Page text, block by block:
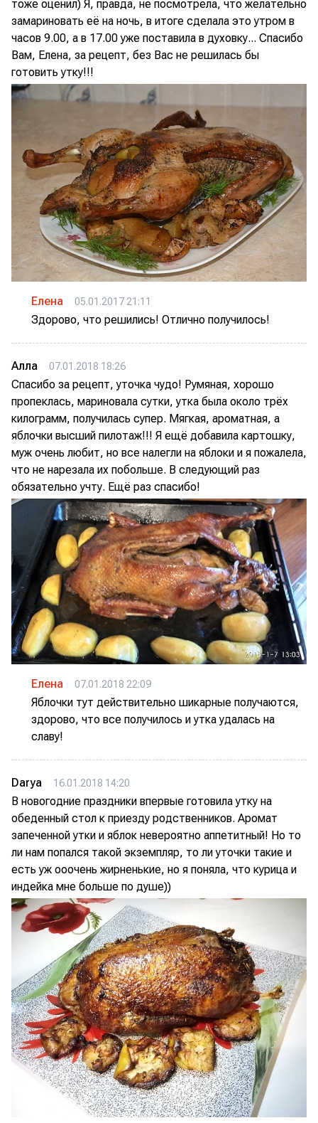
тоже оценил) Я, правда, не посмотрела, что желательно
замариновать её на ночь, в итоге сделала это утром в
часов 9.00, а в 17.00 уже поставила в духовку... Спасибо
Вам, Елена, за рецепт, без Вас не решилась бы
готовить утку!!!
Елена 05.01.2017 21:11
Здорово, что решились! Отлично получилось!
Алла 07.01.2018 18:26
Спасибо за рецепт, уточка чудо! Румяная, хорошо
пропеклась, мариновала сутки, утка была около трёх
килограмм, получилась супер. Мягкая, ароматная, а
яблочки высший пилотаж!!! Я ещё добавила картошку,
муж очень любит, но все налегли на яблоки и я пожалела,
что не нарезала их побольше. В следующий раз
обязательно учту. Ещё раз спасибо!
Елена 07.01.2018 22:09
Яблочки тут действительно шикарные получаются,
здорово, что все получилось и утка удалась на
славу!
Darya 16.01.2018 14:20
В новогодние праздники впервые готовила утку на
обеденный стол к приезду родственников. Аромат
запеченной утки и яблок невероятно аппетитный! Но то
ли нам попался такой экземпляр, то ли уточки такие и
есть уж ооочень жирненькие, но я поняла, что курица и
индейка мне больше по душе))